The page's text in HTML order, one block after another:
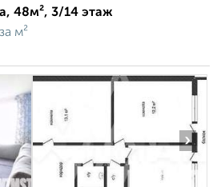
48м², 3/14 этаж
за м²
›